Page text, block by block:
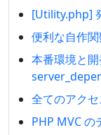
[Utility.php]
便利な自作
本番環境と
全てのアク
PHP MVC の